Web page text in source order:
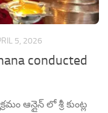
5, 2026
conducted
ఆన్లైన్ లో శ్రీ కుంట్ల